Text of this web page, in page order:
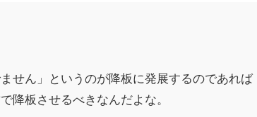
せん」というのが降板に発展するのであれば
降板させるべきなんだよな。